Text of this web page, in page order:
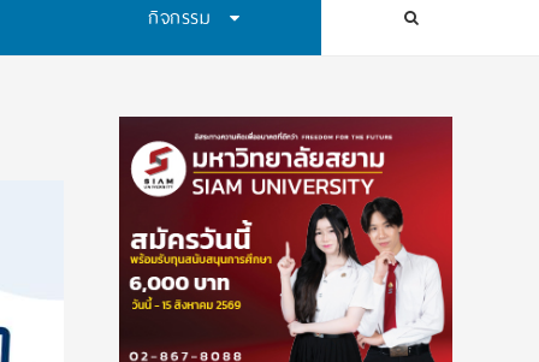
กิจกรรม